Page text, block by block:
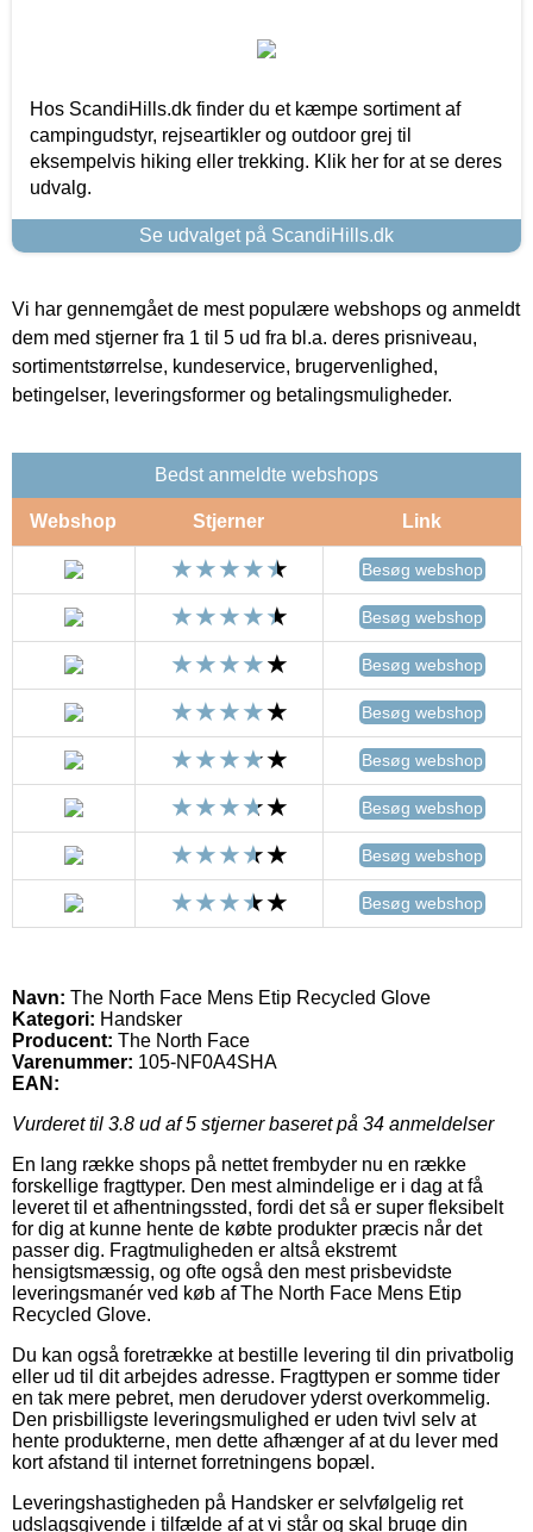
Hos ScandiHills.dk finder du et kæmpe sortiment af
campingudstyr, rejseartikler og outdoor grej til
eksempelvis hiking eller trekking. Klik her for at se deres
udvalg.
Se udvalget på ScandiHills.dk
Vi har gennemgået de mest populære webshops og anmeldt
dem med stjerner fra 1 til 5 ud fra bl.a. deres prisniveau,
sortimentstørrelse, kundeservice, brugervenlighed,
betingelser, leveringsformer og betalingsmuligheder.
Bedst anmeldte webshops
Webshop Stjerner Link
Besøg webshop
Besøg webshop
Besøg webshop
Besøg webshop
Besøg webshop
Besøg webshop
Besøg webshop
Besøg webshop
Navn: The North Face Mens Etip Recycled Glove
Kategori: Handsker
Producent: The North Face
Varenummer: 105-NF0A4SHA
EAN:
Vurderet til 3.8 ud af 5 stjerner baseret på 34 anmeldelser
En lang række shops på nettet frembyder nu en række
forskellige fragttyper. Den mest almindelige er i dag at få
leveret til et afhentningssted, fordi det så er super fleksibelt
for dig at kunne hente de købte produkter præcis når det
passer dig. Fragtmuligheden er altså ekstremt
hensigtsmæssig, og ofte også den mest prisbevidste
leveringsmanér ved køb af The North Face Mens Etip
Recycled Glove.
Du kan også foretrække at bestille levering til din privatbolig
eller ud til dit arbejdes adresse. Fragttypen er somme tider
en tak mere pebret, men derudover yderst overkommelig.
Den prisbilligste leveringsmulighed er uden tvivl selv at
hente produkterne, men dette afhænger af at du lever med
kort afstand til internet forretningens bopæl.
Leveringshastigheden på Handsker er selvfølgelig ret
udslagsgivende i tilfælde af at vi står og skal bruge din